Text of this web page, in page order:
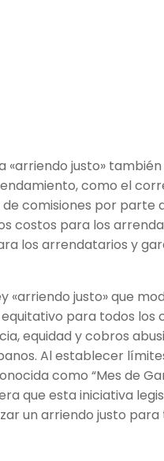
«arriendo justo»
como el
comisiones por parte
costos para los
los arrendatarios y
justo» que
para todos los
equidad y cobros
Al establecer
como “Mes de
que esta iniciativa
un arriendo justo para